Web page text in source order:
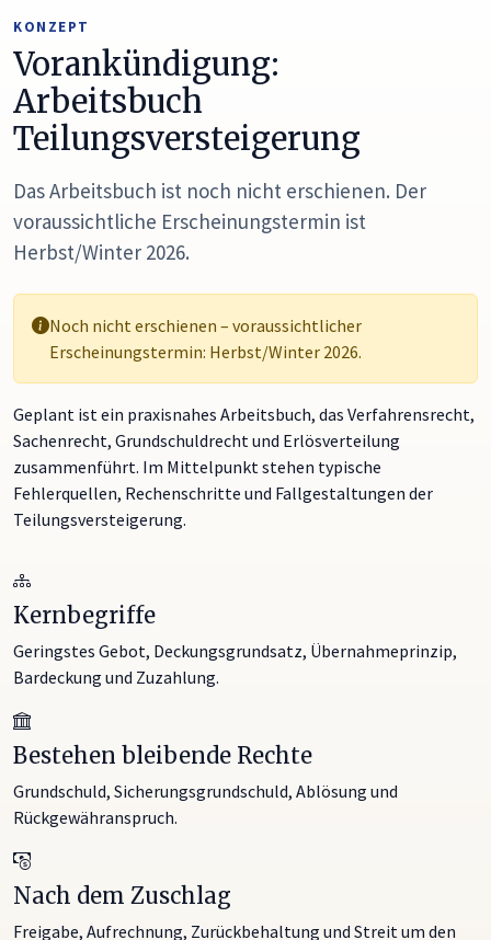
KONZEPT
Vorankündigung:
Arbeitsbuch
Teilungsversteigerung
Das Arbeitsbuch ist noch nicht erschienen. Der
voraussichtliche Erscheinungstermin ist
Herbst/Winter 2026.
Noch nicht erschienen – voraussichtlicher
Erscheinungstermin: Herbst/Winter 2026.
Geplant ist ein praxisnahes Arbeitsbuch, das Verfahrensrecht,
Sachenrecht, Grundschuldrecht und Erlösverteilung
zusammenführt. Im Mittelpunkt stehen typische
Fehlerquellen, Rechenschritte und Fallgestaltungen der
Teilungsversteigerung.
Kernbegriffe
Geringstes Gebot, Deckungsgrundsatz, Übernahmeprinzip,
Bardeckung und Zuzahlung.
Bestehen bleibende Rechte
Grundschuld, Sicherungsgrundschuld, Ablösung und
Rückgewähranspruch.
Nach dem Zuschlag
Freigabe, Aufrechnung, Zurückbehaltung und Streit um den